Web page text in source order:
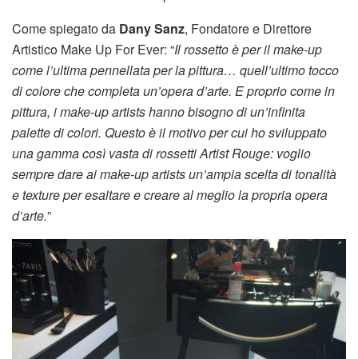
Come spiegato da Dany Sanz, Fondatore e Direttore
Artistico Make Up For Ever: “Il rossetto è per il make-up
come l’ultima pennellata per la pittura… quell’ultimo tocco
di colore che completa un’opera d’arte. E proprio come in
pittura, i make-up artists hanno bisogno di un’infinita
palette di colori. Questo è il motivo per cui ho sviluppato
una gamma così vasta di rossetti Artist Rouge: voglio
sempre dare ai make-up artists un’ampia scelta di tonalità
e texture per esaltare e creare al meglio la propria opera
d’arte.”